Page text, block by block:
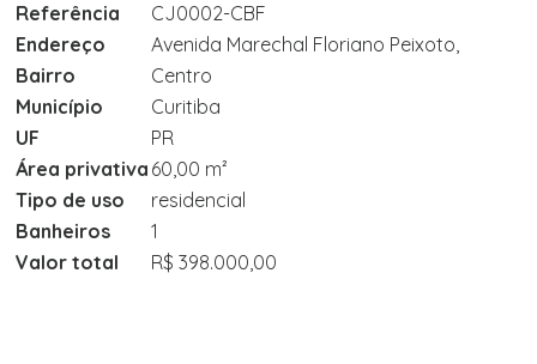
Referência
CJ0002-CBF
Endereço
Avenida Marechal Floriano Peixoto,
Bairro
Centro
Município
Curitiba
UF
PR
Área privativa 60,00 m²
Tipo de uso
residencial
Banheiros
1
Valor total
R$ 398.000,00